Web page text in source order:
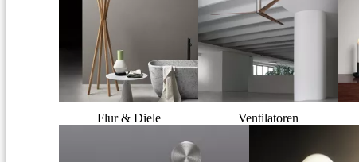
Flur & Diele Ventilatoren